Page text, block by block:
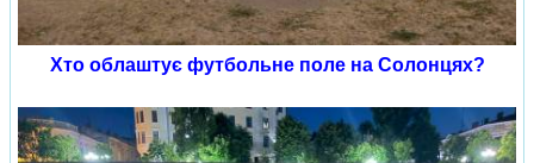
Хто облаштує футбольне поле на Солонцях?